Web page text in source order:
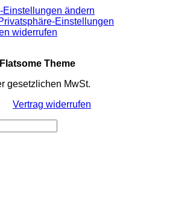
Einstellungen ändern
Einstellungen
widerrufen
Flatsome Theme
gesetzlichen MwSt.
Vertrag widerrufen